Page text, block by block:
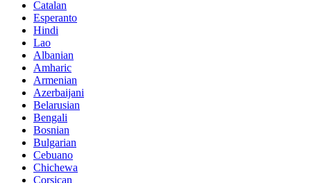
Catalan
Esperanto
Hindi
Lao
Albanian
Amharic
Armenian
Azerbaijani
Belarusian
Bengali
Bosnian
Bulgarian
Cebuano
Chichewa
Corsican